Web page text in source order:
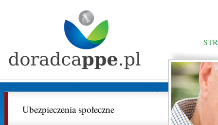
Ubezpieczenia społeczne